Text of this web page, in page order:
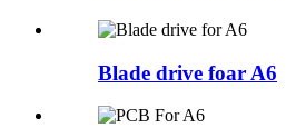
Blade drive foar A6